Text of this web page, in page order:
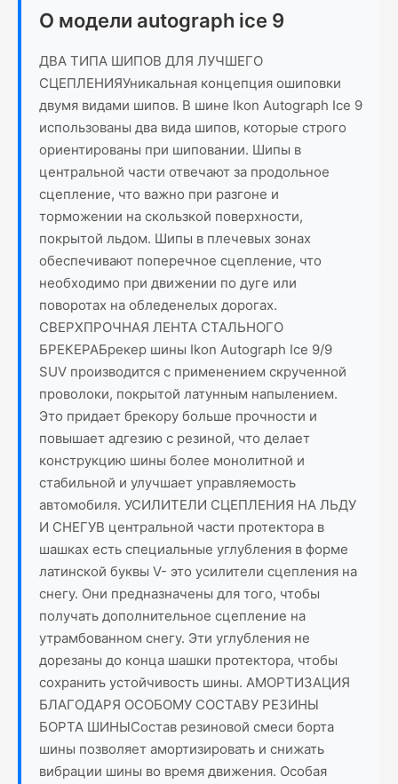
О модели autograph ice 9
ДВА ТИПА ШИПОВ ДЛЯ ЛУЧШЕГО
СЦЕПЛЕНИЯУникальная концепция ошиповки
двумя видами шипов. В шине Ikon Autograph Ісе 9
использованы два вида шипов, которые строго
ориентированы при шиповании. Шипы в
центральной части отвечают за продольное
сцепление, что важно при разгоне и
торможении на скользкой поверхности,
покрытой льдом. Шипы в плечевых зонах
обеспечивают поперечное сцепление, что
необходимо при движении по дуге или
поворотах на обледенелых дорогах.
СВЕРХПРОЧНАЯ ЛЕНТА СТАЛЬНОГО
БРЕКЕРАБрекер шины Ikon Autograph Ice 9/9
SUV производится с применением скрученной
проволоки, покрытой латунным напылением.
Это придает брекору больше прочности и
повышает адгезию с резиной, что делает
конструкцию шины более монолитной и
стабильной и улучшает управляемость
автомобиля. УСИЛИТЕЛИ СЦЕПЛЕНИЯ НА ЛЬДУ
И СНЕГУВ центральной части протектора в
шашках есть специальные углубления в форме
латинской буквы V- это усилители сцепления на
снегу. Они предназначены для того, чтобы
получать дополнительное сцепление на
утрамбованном снегу. Эти углубления не
дорезаны до конца шашки протектора, чтобы
сохранить устойчивость шины. АМОРТИЗАЦИЯ
БЛАГОДАРЯ ОСОБОМУ СОСТАВУ РЕЗИНЫ
БОРТА ШИНЫСостав резиновой смеси борта
шины позволяет амортизировать и снижать
вибрации шины во время движения. Особая